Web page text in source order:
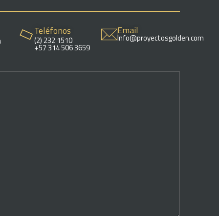
Teléfonos
(2) 232 1510
+57 314 506 3659
Email
Info@proyectosgolden.com